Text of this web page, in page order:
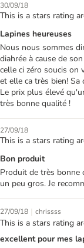
30/09/18
This is a stars rating
Lapines heureuses
Nous nous sommes
diahrée à cause de
celle ci zéro soucis on
et elle ca très bien!
Le prix plus élevé
très bonne qualité !
27/09/18
This is a stars rating
Bon produit
Produit de très bonne
un peu gros. Je
27/09/18 | chrissss
This is a stars rating
excellent pour mes